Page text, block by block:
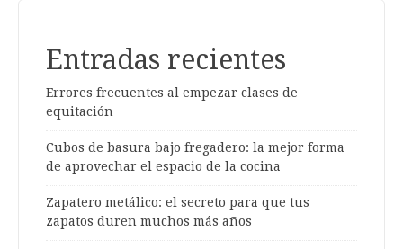
Entradas recientes
Errores frecuentes al empezar clases de
equitación
Cubos de basura bajo fregadero: la mejor forma
de aprovechar el espacio de la cocina
Zapatero metálico: el secreto para que tus
zapatos duren muchos más años